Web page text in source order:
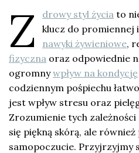
Z drowy styl życia to
klucz do promiennej
nawyki żywieniowe,
fizyczna oraz odpowiednie
ogromnywpływ na kondycję
codziennym pośpiechu
jest wpływ stresu oraz
Zrozumienie tych
się piękną skórą, ale
samopoczucie. Przyjrzyjmy